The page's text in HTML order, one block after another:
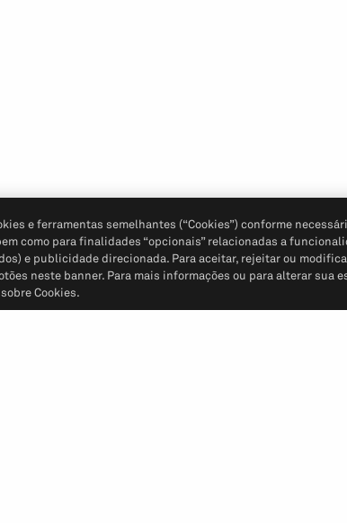
e ferramentas semelhantes (“Cookies”) conforme
como para finalidades “opcionais” relacionadas a
e publicidade direcionada. Para aceitar, rejeitar ou
neste banner. Para mais informações ou para alterar sua
Cookies.